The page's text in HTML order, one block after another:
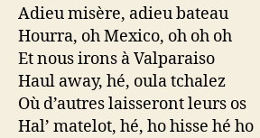
Adieu misère, adieu bateau
Hourra, oh Mexico, oh oh oh
Et nous irons à Valparaiso
Haul away, hé, oula tchalez
Où d’autres laisseront leurs os
Hal’ matelot, hé, ho hisse hé ho